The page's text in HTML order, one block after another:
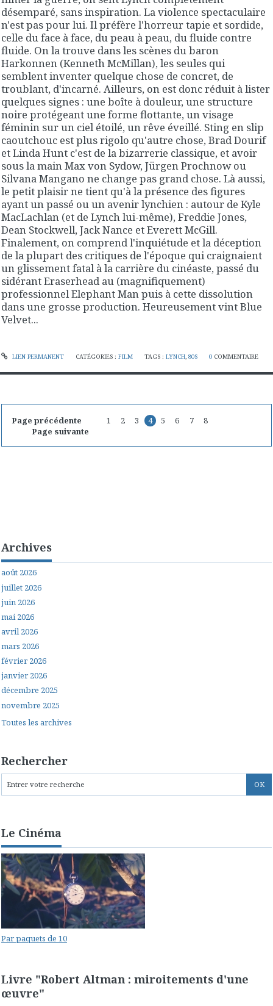
désemparé, sans inspiration. La violence spectaculaire
n'est pas pour lui. Il préfère l'horreur tapie et sordide,
celle du face à face, du peau à peau, du fluide contre
fluide. On la trouve dans les scènes du baron
Harkonnen (Kenneth McMillan), les seules qui
semblent inventer quelque chose de concret, de
troublant, d'incarné. Ailleurs, on est donc réduit à lister
quelques signes : une boîte à douleur, une structure
noire protégeant une forme flottante, un visage
féminin sur un ciel étoilé, un rêve éveillé. Sting en slip
caoutchouc est plus rigolo qu'autre chose, Brad Dourif
et Linda Hunt c'est de la bizarrerie classique, et avoir
sous la main Max von Sydow, Jürgen Prochnow ou
Silvana Mangano ne change pas grand chose. Là aussi,
le petit plaisir ne tient qu'à la présence des figures
ayant un passé ou un avenir lynchien : autour de Kyle
MacLachlan (et de Lynch lui-même), Freddie Jones,
Dean Stockwell, Jack Nance et Everett McGill.
Finalement, on comprend l'inquiétude et la déception
de la plupart des critiques de l'époque qui craignaient
un glissement fatal à la carrière du cinéaste, passé du
sidérant Eraserhead au (magnifiquement)
professionnel Elephant Man puis à cette dissolution
dans une grosse production. Heureusement vint Blue
Velvet...
LIEN PERMANENT CATÉGORIES : FILM TAGS :LYNCH,80S 0 COMMENTAIRE
Page précédente 1 2 3 4 5 6 7
8
Page suivante
Archives
août 2026
juillet 2026
juin 2026
mai 2026
avril 2026
mars 2026
février 2026
janvier 2026
décembre 2025
novembre 2025
Toutes les archives
Rechercher
Le Cinéma
Par paquets de 10
Livre "Robert Altman : miroitements d'une
œuvre"